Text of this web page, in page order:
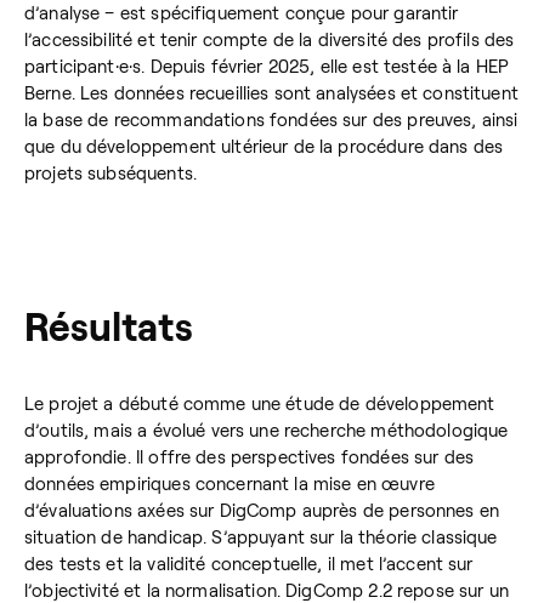
d’analyse – est spécifiquement conçue pour garantir
l’accessibilité et tenir compte de la diversité des profils des
participant·e·s. Depuis février 2025, elle est testée à la HEP
Berne. Les données recueillies sont analysées et constituent
la base de recommandations fondées sur des preuves, ainsi
que du développement ultérieur de la procédure dans des
projets subséquents.
Résultats
Le projet a débuté comme une étude de développement
d’outils, mais a évolué vers une recherche méthodologique
approfondie. Il offre des perspectives fondées sur des
données empiriques concernant la mise en œuvre
d’évaluations axées sur DigComp auprès de personnes en
situation de handicap. S’appuyant sur la théorie classique
des tests et la validité conceptuelle, il met l’accent sur
l’objectivité et la normalisation. DigComp 2.2 repose sur un